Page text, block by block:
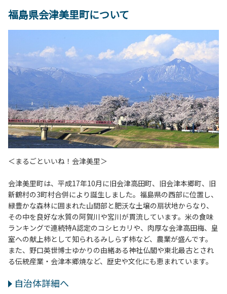
福島県会津美里町について
＜まるごといいね！会津美里＞
会津美里町は、平成17年10月に旧会津高田町、旧会津本郷町、旧
新鶴村の3町村合併により誕生しました。福島県の西部に位置し、
緑豊かな森林に囲まれた山間部と肥沃な土壌の扇状地からなり、
その中を良好な水質の阿賀川や宮川が貫流しています。米の食味
ランキングで連続特A認定のコシヒカリや、肉厚な会津高田梅、皇
室への献上柿として知られるみしらず柿など、農業が盛んです。
また、野口英世博士ゆかりの由緒ある神社仏閣や東北最古とされ
る伝統産業・会津本郷焼など、歴史や文化にも恵まれています。
自治体詳細へ